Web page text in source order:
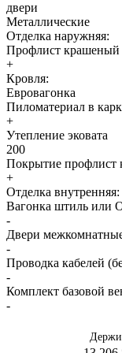
двери
Металлические
Отделка наружняя:
Профлист крашеный
+
Кровля:
Евровагонка
Пиломатериал в
+
Утепление эковата
200
Покрытие профлист
+
Отделка внутренняя:
Вагонка штиль
-
Двери
-
Проводка кабелей
-
Комплект базовой
-